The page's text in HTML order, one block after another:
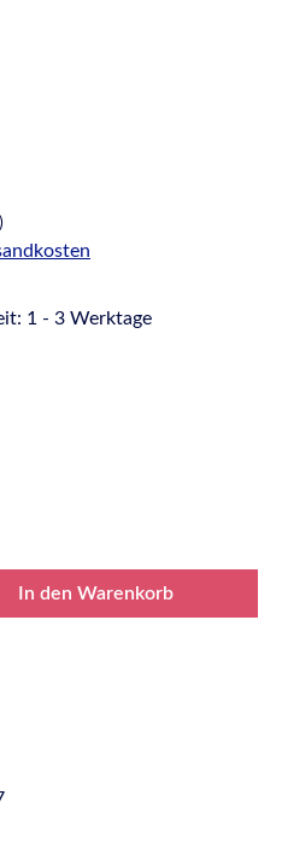
1 - 3 Werktage
den gewünschten
In den Warenkorb